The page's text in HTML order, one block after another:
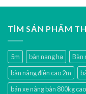
TÌM SẢN PHẨM
5m bàn nang hạ Bàn
bàn nâng điện cao 2m
bán xe nâng bàn 800kg